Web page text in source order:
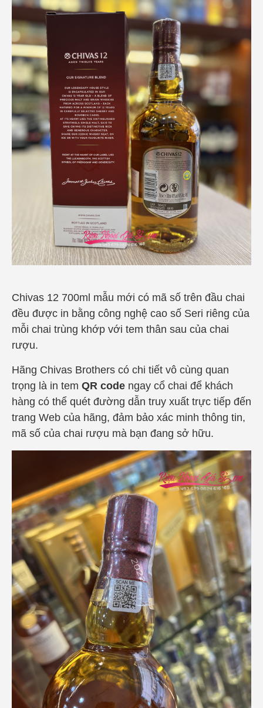
Chivas 12 700ml mẫu mới có mã số trên đầu chai
đều được in bằng công nghệ cao số Seri riêng của
mỗi chai trùng khớp với tem thân sau của chai
rượu.
Hãng Chivas Brothers có chi tiết vô cùng quan
trọng là in tem QR code ngay cổ chai để khách
hàng có thể quét đường dẫn truy xuất trực tiếp đến
trang Web của hãng, đảm bảo xác minh thông tin,
mã số của chai rượu mà bạn đang sở hữu.